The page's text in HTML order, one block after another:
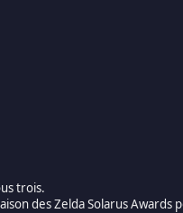
trois.
des Zelda Solarus